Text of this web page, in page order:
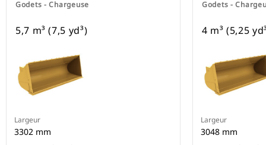
Godets - Chargeuse
5,7 m³ (7,5 yd³)
Largeur
3302 mm
Godets -
4 m³ (5,25
Largeur
3048 mm